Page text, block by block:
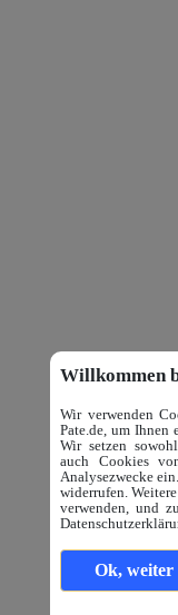
Willkommen
Wir verwenden
Pate.de, um Ihnen
Wir setzen
auch Cookies
Analysezwecke
widerrufen.
verwenden, und
Ok, weiter